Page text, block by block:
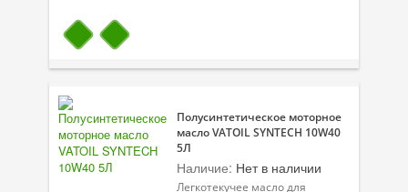
Промышленная программа
Зимняя программаПолусинтетическое моторное
масло VATOIL SYNTECH 10W40
5Л
Наличие: Нет в наличии
Легкотекучее масло для